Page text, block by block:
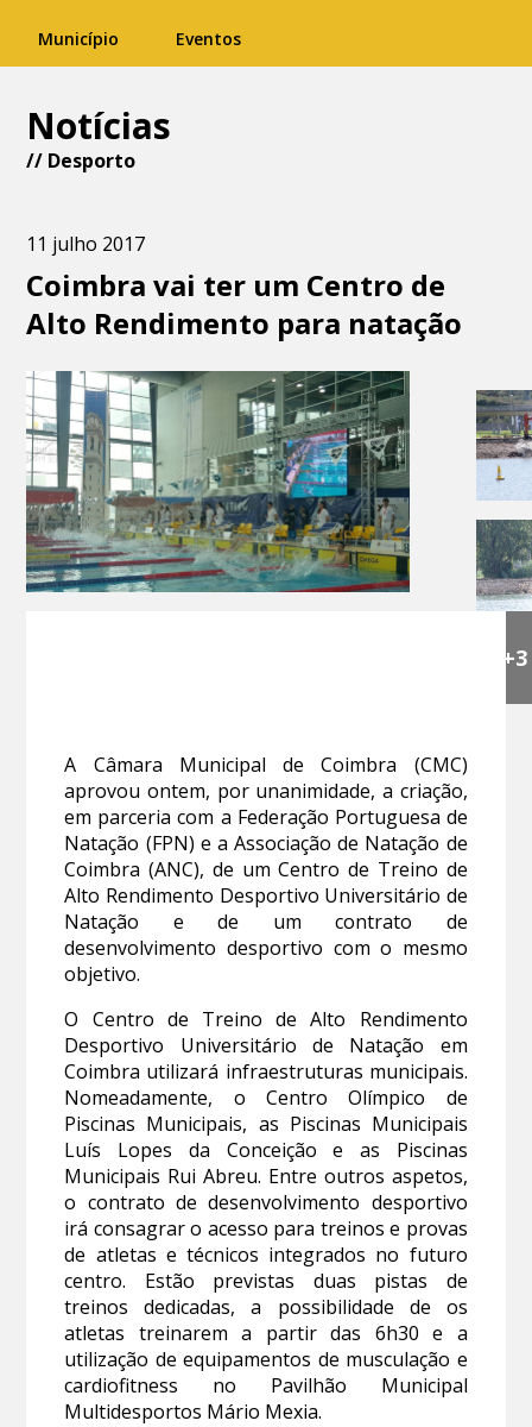
Município Eventos
Notícias
// Desporto
11 julho 2017
Coimbra vai ter um Centro de
Alto Rendimento para natação
+3
A Câmara Municipal de Coimbra (CMC)
aprovou ontem, por unanimidade, a criação,
em parceria com a Federação Portuguesa de
Natação (FPN) e a Associação de Natação de
Coimbra (ANC), de um Centro de Treino de
Alto Rendimento Desportivo Universitário de
Natação e de um contrato de
desenvolvimento desportivo com o mesmo
objetivo.
O Centro de Treino de Alto Rendimento
Desportivo Universitário de Natação em
Coimbra utilizará infraestruturas municipais.
Nomeadamente, o Centro Olímpico de
Piscinas Municipais, as Piscinas Municipais
Luís Lopes da Conceição e as Piscinas
Municipais Rui Abreu. Entre outros aspetos,
o contrato de desenvolvimento desportivo
irá consagrar o acesso para treinos e provas
de atletas e técnicos integrados no futuro
centro. Estão previstas duas pistas de
treinos dedicadas, a possibilidade de os
atletas treinarem a partir das 6h30 e a
utilização de equipamentos de musculação e
cardiofitness no Pavilhão Municipal
Multidesportos Mário Mexia.